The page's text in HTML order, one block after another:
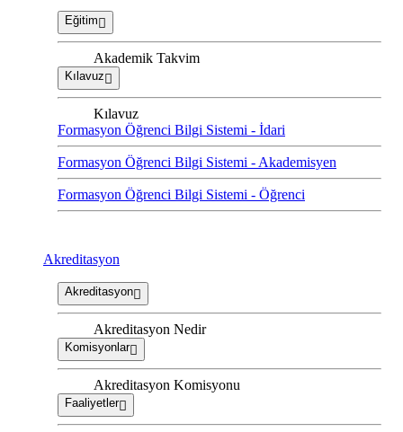
Eğitim
Akademik Takvim
Kılavuz
Kılavuz
Formasyon Öğrenci Bilgi Sistemi - İdari
Formasyon Öğrenci Bilgi Sistemi - Akademisyen
Formasyon Öğrenci Bilgi Sistemi - Öğrenci
Akreditasyon
Akreditasyon
Akreditasyon Nedir
Komisyonlar
Akreditasyon Komisyonu
Faaliyetler